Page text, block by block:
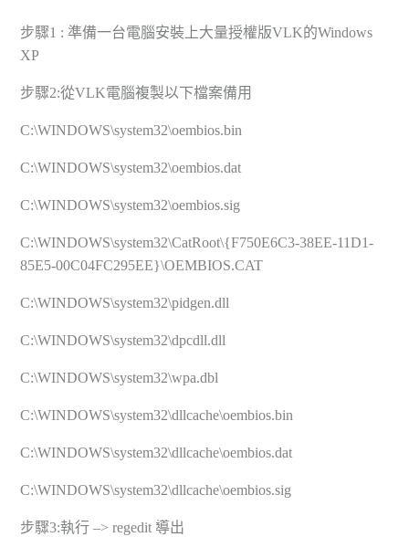
步驟1 : 準備一台電腦安裝上大量授權版VLK的Windows
XP
步驟2:從VLK電腦複製以下檔案備用
C:\WINDOWS\system32\oembios.bin
C:\WINDOWS\system32\oembios.dat
C:\WINDOWS\system32\oembios.sig
C:\WINDOWS\system32\CatRoot\{F750E6C3-38EE-11D1-
85E5-00C04FC295EE}\OEMBIOS.CAT
C:\WINDOWS\system32\pidgen.dll
C:\WINDOWS\system32\dpcdll.dll
C:\WINDOWS\system32\wpa.dbl
C:\WINDOWS\system32\dllcache\oembios.bin
C:\WINDOWS\system32\dllcache\oembios.dat
C:\WINDOWS\system32\dllcache\oembios.sig
步驟3:執行 –> regedit 導出